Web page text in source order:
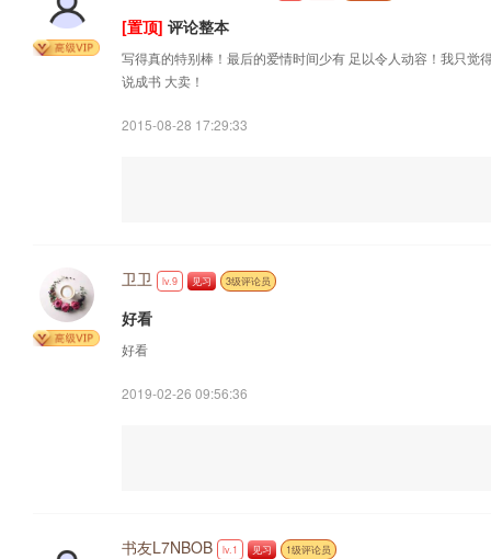
[置顶] 评论整本
写得真的特别棒！最后的爱情时间少有 足以令人动容！我只
说成书 大卖！
2015-08-28 17:29:33
卫卫 lv.9 见习 3级评论员
好看
好看
2019-02-26 09:56:36
书友L7NBOB lv.1 见习 1级评论员